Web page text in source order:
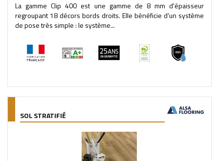
La gamme Clip 400 est une gamme de 8 mm d'épaisseur
regroupant 18 décors bords droits. Elle bénéficie d'un système
de pose très simple : le système...
SOL STRATIFIÉ